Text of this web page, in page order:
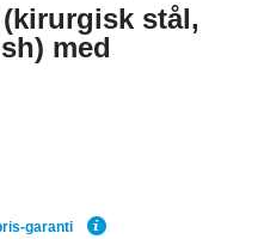
stål,
med
garanti